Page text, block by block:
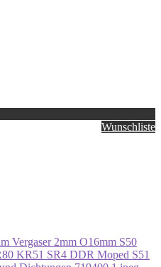
Wunschliste